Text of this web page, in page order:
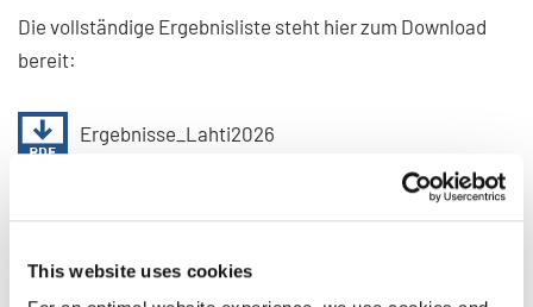
This website uses cookies
Die vollständige Ergebnisliste steht hier zum Download
bereit:
Ergebnisse_Lahti2026
dürfen und gemeinsam weiterhin die internationale